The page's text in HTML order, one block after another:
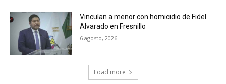
Vinculan a menor con homicidio de Fidel
Alvarado en Fresnillo
6 agosto, 2026
Load more